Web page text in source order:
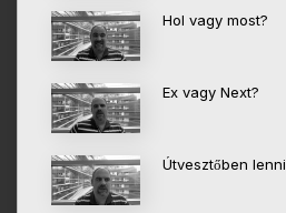
Hol vagy most?
Ex vagy Next?
Útvesztőben lenni